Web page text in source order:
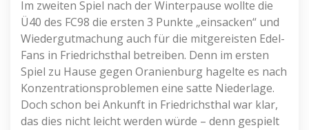
Im zweiten Spiel nach der Winterpause wollte die
Ü40 des FC98 die ersten 3 Punkte „einsacken“ und
Wiedergutmachung auch für die mitgereisten Edel-
Fans in Friedrichsthal betreiben. Denn im ersten
Spiel zu Hause gegen Oranienburg hagelte es nach
Konzentrationsproblemen eine satte Niederlage.
Doch schon bei Ankunft in Friedrichsthal war klar,
das dies nicht leicht werden würde – denn gespielt